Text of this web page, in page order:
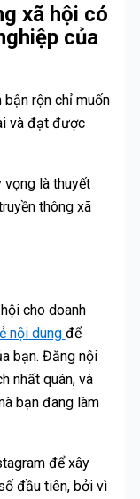
xã hội có
của
bận rộn chỉ muốn
và đạt được
vọng là thuyết
thông xã
cho doanh
nội dung để
bạn. Đăng nội
nhất quán, và
bạn đang làm
để xây
đầu tiên, bởi vì